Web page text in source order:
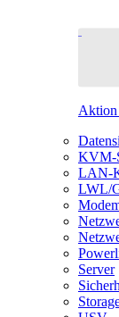
Aktion
KVM-
LAN-
LWL/
Server